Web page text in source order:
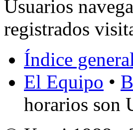
Usuarios
registrados
Índice
El Equipo •
horarios son